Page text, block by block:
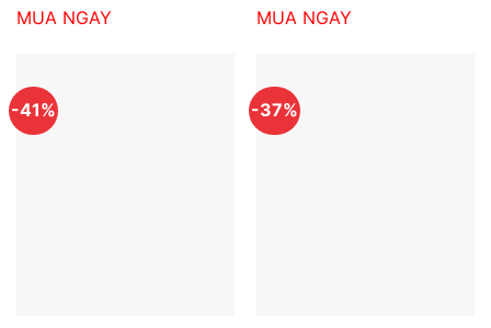
4,633,200₫.
MUA NGAY
2,689,200₫.
MUA NGAY
-41% -37%